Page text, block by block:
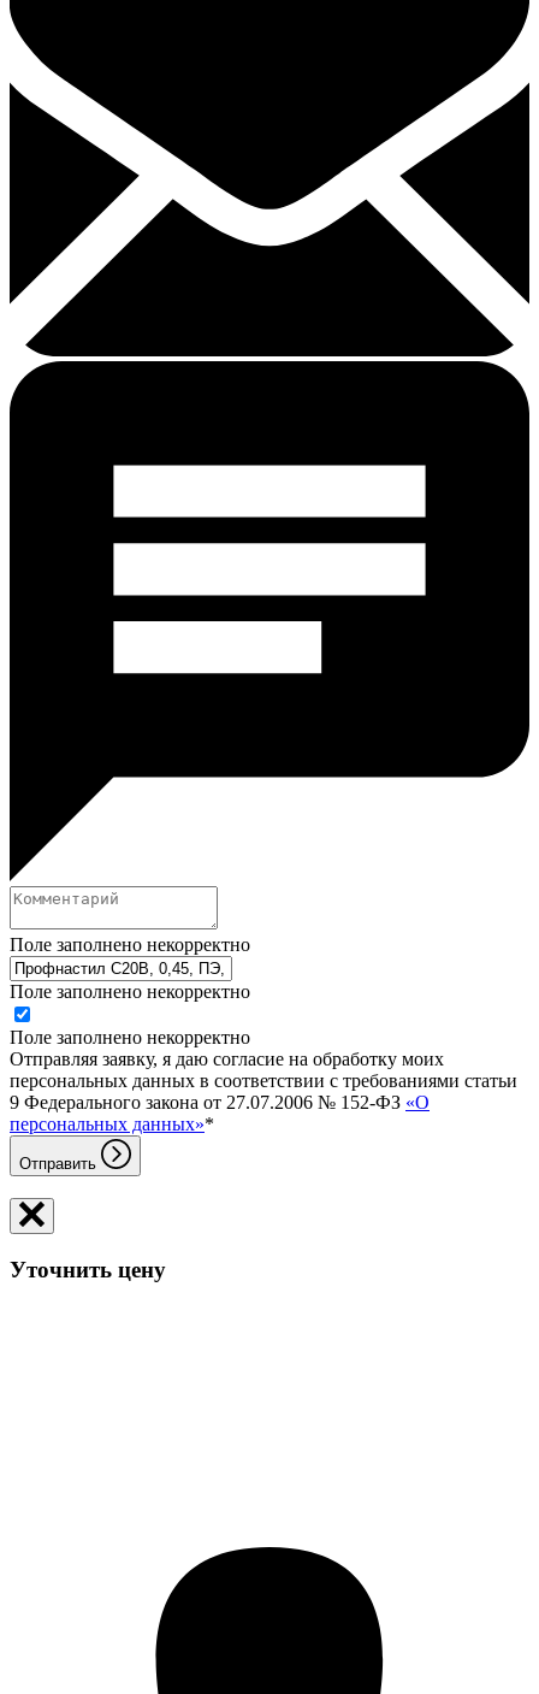
Поле заполнено некорректно
Поле заполнено некорректно
Поле заполнено некорректно
Отправляя заявку, я даю согласие на обработку моих
персональных данных в соответствии с требованиями статьи
9 Федерального закона от 27.07.2006 № 152-ФЗ «О
персональных данных»*
Отправить
Уточнить цену